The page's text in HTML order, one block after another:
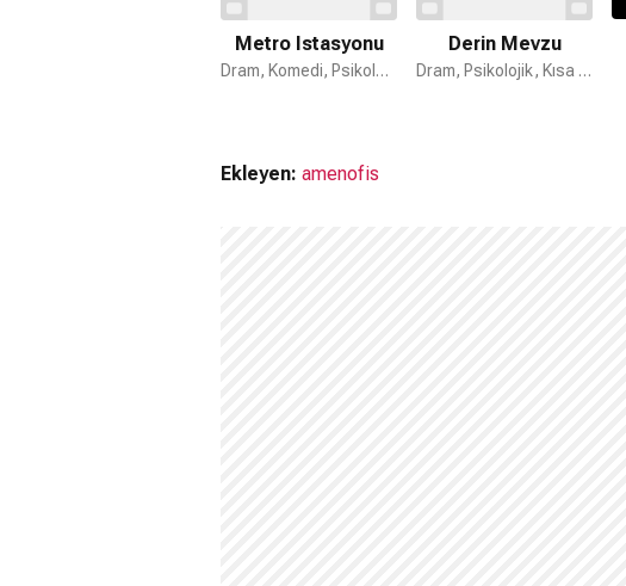
Metro Istasyonu
Dram, Komedi, Psikolojik
Derin Mevzu
Dram, Psikolojik, Kısa Film
Ekleyen: amenofis